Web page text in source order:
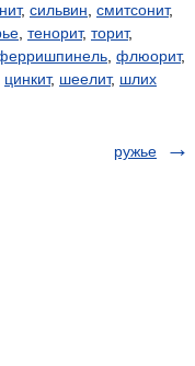
, сильвин смитсонит,
тенорит, торит,
флюорит,
цинкит, шеелит, шлих
ружье